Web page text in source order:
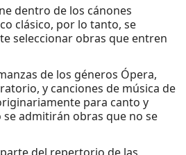
dentro de los cánones
clásico, por lo tanto, se
seleccionar obras que entren
de los géneros Ópera,
y canciones de música de
para canto y
se admitirán obras que no se